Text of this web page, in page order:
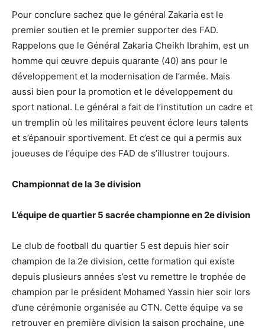
Pour conclure sachez que le général Zakaria est le
premier soutien et le premier supporter des FAD.
Rappelons que le Général Zakaria Cheikh Ibrahim, est un
homme qui œuvre depuis quarante (40) ans pour le
développement et la modernisation de l’armée. Mais
aussi bien pour la promotion et le développement du
sport national. Le général a fait de l’institution un cadre et
un tremplin où les militaires peuvent éclore leurs talents
et s’épanouir sportivement. Et c’est ce qui a permis aux
joueuses de l’équipe des FAD de s’illustrer toujours.
Championnat de la 3e division
L’équipe de quartier 5 sacrée championne en 2e division
Le club de football du quartier 5 est depuis hier soir
champion de la 2e division, cette formation qui existe
depuis plusieurs années s’est vu remettre le trophée de
champion par le président Mohamed Yassin hier soir lors
d’une cérémonie organisée au CTN. Cette équipe va se
retrouver en première division la saison prochaine, une